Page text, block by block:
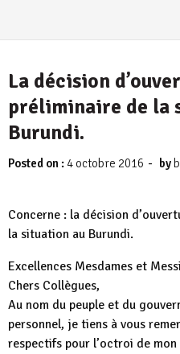
La décision
préliminaire de la
Burundi.
Posted on : 4 octobre 2016 - by
Concerne : la décision
la situation au Burundi.
Excellences Mesdames et
Chers Collègues,
Au nom du peuple et du
personnel, je tiens à vous
respectifs pour l’octroi de mon